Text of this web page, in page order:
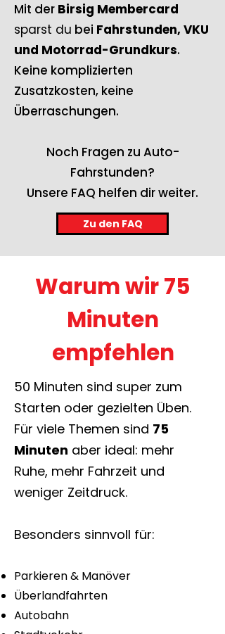
Mit der Birsig Membercard
sparst du bei Fahrstunden, VKU
und Motorrad-Grundkurs.
Keine komplizierten
Zusatzkosten, keine
Überraschungen.
Noch Fragen zu Auto-
Fahrstunden?
Unsere FAQ helfen dir weiter.
Zu den FAQ
Warum wir 75
Minuten
empfehlen
50 Minuten sind super zum
Starten oder gezielten Üben.
Für viele Themen sind 75
Minuten aber ideal: mehr
Ruhe, mehr Fahrzeit und
weniger Zeitdruck.
Besonders sinnvoll für:
Parkieren & Manöver
Überlandfahrten
Autobahn